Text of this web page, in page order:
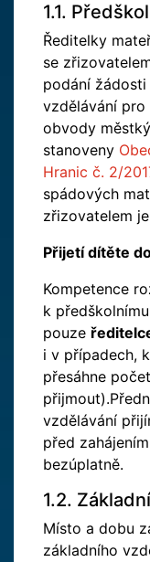
1.1.
Ředitelky
se
podání
vzdělávání pro
obvody
stanoveny
Hranic č. 2/
spádových
zřizovatelem
Přijetí dítěte
Kompetence
k
pouze
i v případech,
přesáhne
vzdělávání
před
bezúplatně.
1.2.
Místo a dobu
základního